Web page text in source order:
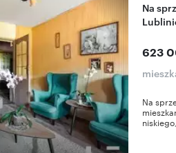
Na sprzedaż przestronne 3 pokoje z balkonem w
623
Na